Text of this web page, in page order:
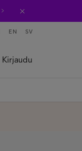
EN SV
Kirjaudu